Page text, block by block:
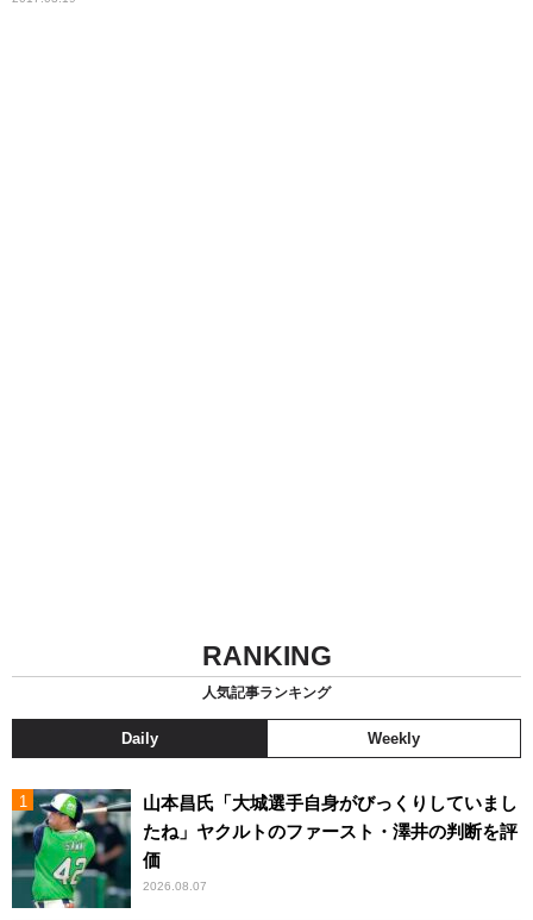
RANKING
人気記事ランキング
Daily Weekly
山本昌氏「大城選手自身がびっくりしていまし
たね」ヤクルトのファースト・澤井の判断を評
価
2026.08.07